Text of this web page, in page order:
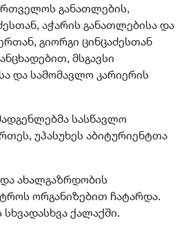
განათლების,
სთან, აჭარის განათლებისა და
გიორგი ცინცაძესთან
მსგავსი
და სამომავლო კარიერის
სასწავლო
, უპასუხეს აბიტურიენტთა
ახალგაზრდობის
ორგანიზებით ჩატარდა.
ქალაქში.